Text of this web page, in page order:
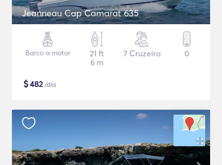
Jeanneau Cap Camarat 635
Barco a motor
21 ft
6 m
7 Cruzeiro 0
$482/dia